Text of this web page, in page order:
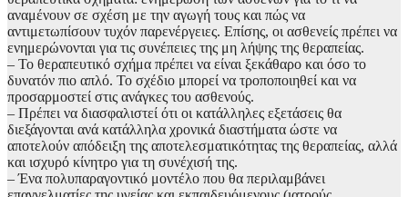
αναμένουν σε σχέση με την αγωγή τους και πώς να
αντιμετωπίσουν τυχόν παρενέργειες. Επίσης, οι ασθενείς πρέπει να
ενημερώνονται για τις συνέπειες της μη λήψης της θεραπείας.
– Το θεραπευτικό σχήμα πρέπει να είναι ξεκάθαρο και όσο το
δυνατόν πιο απλό. Το σχέδιο μπορεί να τροποποιηθεί και να
προσαρμοστεί στις ανάγκες του ασθενούς.
– Πρέπει να διασφαλιστεί ότι οι κατάλληλες εξετάσεις θα
διεξάγονται ανά κατάλληλα χρονικά διαστήματα ώστε να
αποτελούν απόδειξη της αποτελεσματικότητας της θεραπείας, αλλά
και ισχυρό κίνητρο για τη συνέχισή της.
– Ένα πολυπαραγοντικό μοντέλο που θα περιλαμβάνει